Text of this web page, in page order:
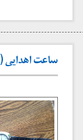
ساعت اهدایی (۱۳۵۰تا ۱۳۵۶)